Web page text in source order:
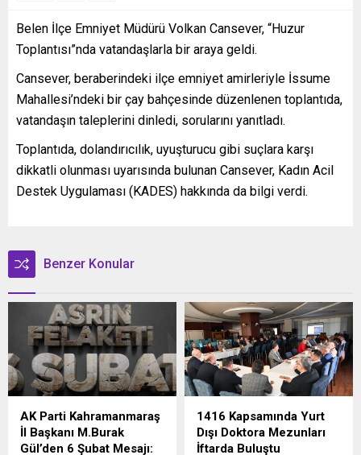
Belen İlçe Emniyet Müdürü Volkan Cansever, “Huzur
Toplantısı”nda vatandaşlarla bir araya geldi.
Cansever, beraberindeki ilçe emniyet amirleriyle İssume
Mahallesi’ndeki bir çay bahçesinde düzenlenen toplantıda,
vatandaşın taleplerini dinledi, sorularını yanıtladı.
Toplantıda, dolandırıcılık, uyuşturucu gibi suçlara karşı
dikkatli olunması uyarısında bulunan Cansever, Kadın Acil
Destek Uygulaması (KADES) hakkında da bilgi verdi.
Benzer Konular
AK Parti Kahramanmaraş
İl Başkanı M.Burak
Gül’den 6 Şubat Mesajı:
1416 Kapsamında Yurt
Dışı Doktora Mezunları
İftarda Buluştu